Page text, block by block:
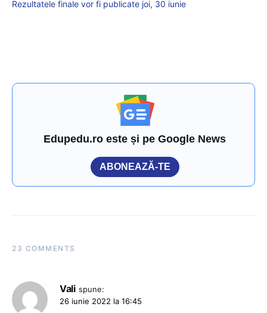
Rezultatele finale vor fi publicate joi, 30 iunie
Edupedu.ro este și pe Google News
ABONEAZĂ-TE
23 COMMENTS
Vali spune:
26 iunie 2022 la 16:45